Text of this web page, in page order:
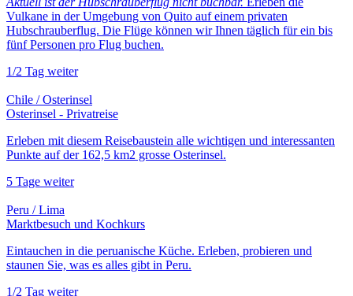
Vulkane in der Umgebung von Quito auf einem privaten
Hubschrauberflug. Die Flüge können wir Ihnen täglich für ein bis
fünf Personen pro Flug buchen.
1/2 Tag weiter
Chile / Osterinsel
Osterinsel - Privatreise
Erleben mit diesem Reisebaustein alle wichtigen und interessanten
Punkte auf der 162,5 km2 grosse Osterinsel.
5 Tage weiter
Peru / Lima
Marktbesuch und Kochkurs
Eintauchen in die peruanische Küche. Erleben, probieren und
staunen Sie, was es alles gibt in Peru.
1/2 Tag weiter